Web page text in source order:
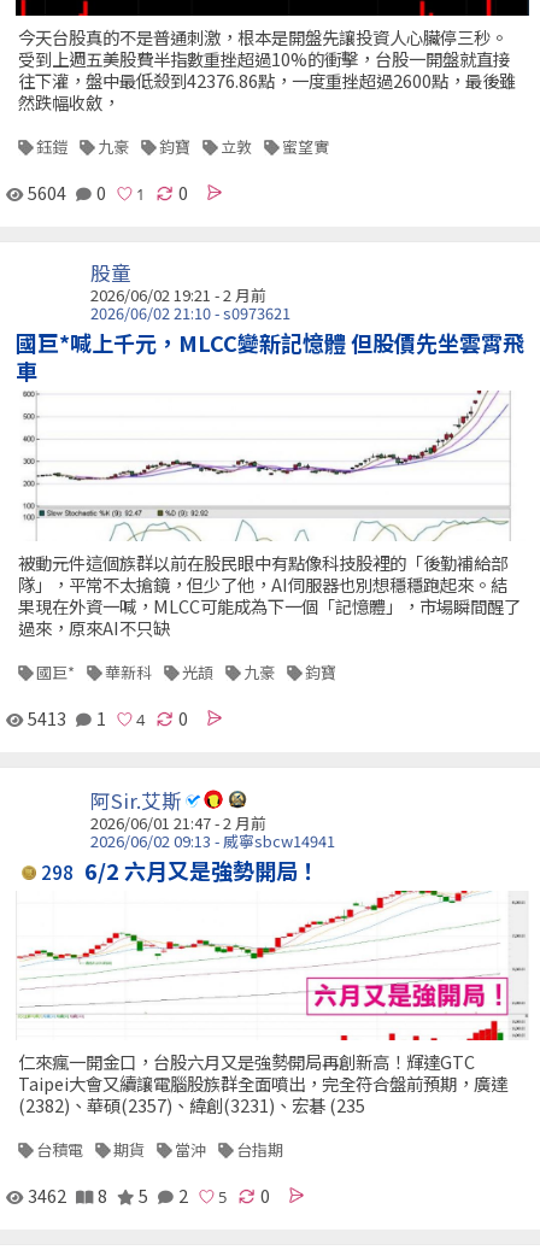
今天台股真的不是普通刺激，根本是開盤先讓投資人心臟停三秒。
受到上週五美股費半指數重挫超過10%的衝擊，台股一開盤就直接
往下灌，盤中最低殺到42376.86點，一度重挫超過2600點，最後雖
然跌幅收斂，
鈺鎧 九豪 鈞寶 立敦 蜜望實
5604 0 0
股童
2026/06/02 19:21 - 2 月前
2026/06/02 21:10 - s0973621
國巨*喊上千元，MLCC變新記憶體 但股價先坐雲霄飛
車
被動元件這個族群以前在股民眼中有點像科技股裡的「後勤補給部
隊」，平常不太搶鏡，但少了他，AI伺服器也別想穩穩跑起來。結
果現在外資一喊，MLCC可能成為下一個「記憶體」，市場瞬間醒了
過來，原來AI不只缺
國巨* 華新科 光頡 九豪 鈞寶
5413 1 0
阿Sir.艾斯
2026/06/01 21:47 - 2 月前
2026/06/02 09:13 - 威寧sbcw14941
298 6/2 六月又是強勢開局！
仁來瘋一開金口，台股六月又是強勢開局再創新高！輝達GTC
Taipei大會又續讓電腦股族群全面噴出，完全符合盤前預期，廣達
(2382)、華碩(2357)、緯創(3231)、宏碁 (235
台積電 期貨 當沖 台指期
3462 8 5 2 0